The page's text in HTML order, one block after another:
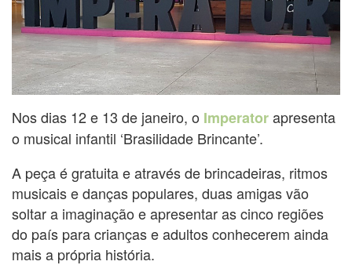
Nos dias 12 e 13 de janeiro, o Imperatorapresenta
o musical infantil ‘Brasilidade Brincante’.
A peça é gratuita e através de brincadeiras, ritmos
musicais e danças populares, duas amigas vão
soltar a imaginação e apresentar as cinco regiões
do país para crianças e adultos conhecerem ainda
mais a própria história.